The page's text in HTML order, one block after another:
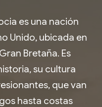
nación
Unido, ubicada en
Bretaña. Es
su cultura
que van
hasta costas